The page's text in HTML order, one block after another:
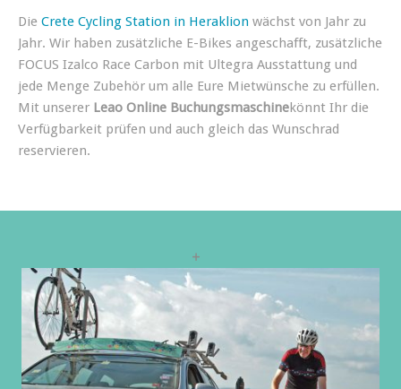
Die Crete Cycling Station in Heraklion wächst von Jahr zu
Jahr. Wir haben zusätzliche E-Bikes angeschafft, zusätzliche
FOCUS Izalco Race Carbon mit Ultegra Ausstattung und
jede Menge Zubehör um alle Eure Mietwünsche zu erfüllen.
Mit unserer Leao Online Buchungsmaschinekönnt Ihr die
Verfügbarkeit prüfen und auch gleich das Wunschrad
reservieren.